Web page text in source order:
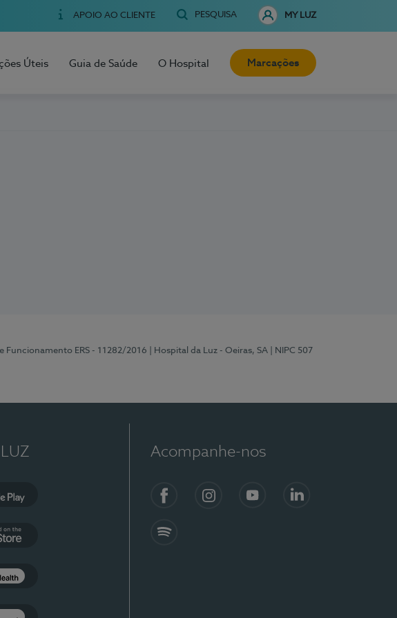
APOIO AO CLIENTE PESQUISA MY LUZ
Úteis Guia de Saúde O Hospital Marcações
Funcionamento ERS - 11282/2016 | Hospital da Luz - Oeiras, SA
| NIPC 507
Acompanhe-nos